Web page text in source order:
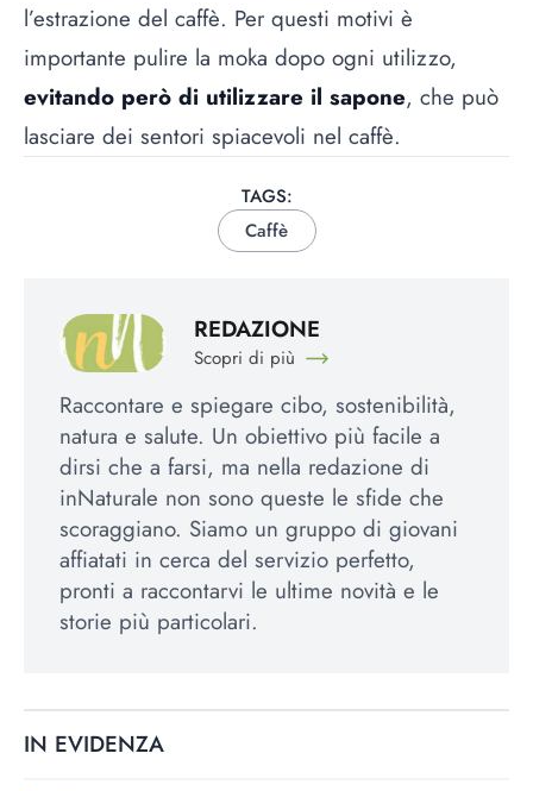
l’estrazione del caffè. Per questi motivi è
importante pulire la moka dopo ogni utilizzo,
evitando però di utilizzare il sapone, che può
lasciare dei sentori spiacevoli nel caffè.
TAGS:
Caffè
REDAZIONE
Scopri di più
Raccontare e spiegare cibo, sostenibilità,
natura e salute. Un obiettivo più facile a
dirsi che a farsi, ma nella redazione di
inNaturale non sono queste le sfide che
scoraggiano. Siamo un gruppo di giovani
affiatati in cerca del servizio perfetto,
pronti a raccontarvi le ultime novità e le
storie più particolari.
IN EVIDENZA